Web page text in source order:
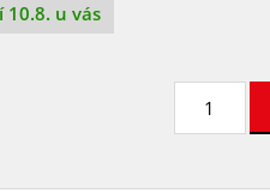
10.8. u vás